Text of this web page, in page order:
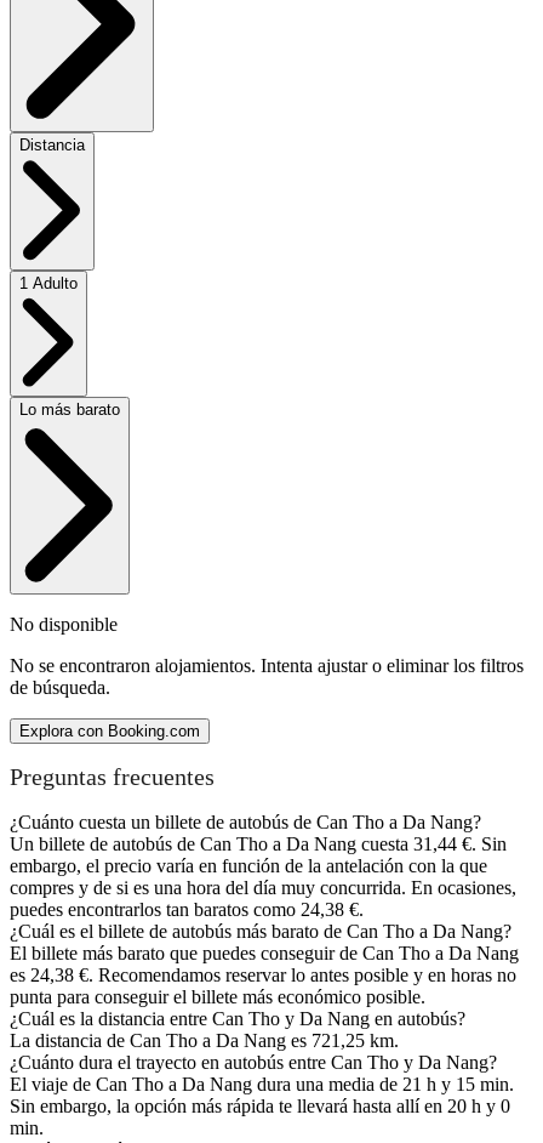
Distancia
1 Adulto
Lo más barato
No disponible
No se encontraron alojamientos. Intenta ajustar o eliminar los filtros
de búsqueda.
Explora con Booking.com
Preguntas frecuentes
¿Cuánto cuesta un billete de autobús de Can Tho a Da Nang?
Un billete de autobús de Can Tho a Da Nang cuesta 31,44 €. Sin
embargo, el precio varía en función de la antelación con la que
compres y de si es una hora del día muy concurrida. En ocasiones,
puedes encontrarlos tan baratos como 24,38 €.
¿Cuál es el billete de autobús más barato de Can Tho a Da Nang?
El billete más barato que puedes conseguir de Can Tho a Da Nang
es 24,38 €. Recomendamos reservar lo antes posible y en horas no
punta para conseguir el billete más económico posible.
¿Cuál es la distancia entre Can Tho y Da Nang en autobús?
La distancia de Can Tho a Da Nang es 721,25 km.
¿Cuánto dura el trayecto en autobús entre Can Tho y Da Nang?
El viaje de Can Tho a Da Nang dura una media de 21 h y 15 min.
Sin embargo, la opción más rápida te llevará hasta allí en 20 h y 0
min.